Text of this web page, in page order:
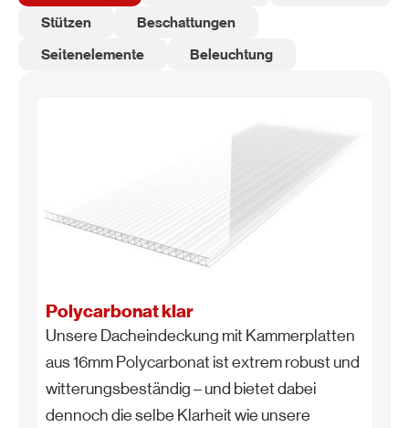
Stützen
Beschattungen
Seitenelemente
Beleuchtung
Polycarbonat klar
Unsere Dacheindeckung mit Kammerplatten
aus 16mm Polycarbonat ist extrem robust und
witterungsbeständig – und bietet dabei
dennoch die selbe Klarheit wie unsere